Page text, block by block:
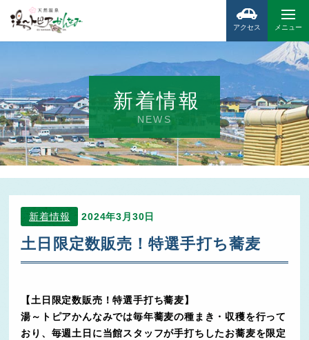
メニュー
アクセス
新着情報
NEWS
新着情報 2024年3月30日
土日限定数販売！特選手打ち蕎麦
【土日限定数販売！特選手打ち蕎麦】
湯～トピアかんなみでは毎年蕎麦の種まき・収穫を行って
おり、毎週土日に当館スタッフが手打ちしたお蕎麦を限定